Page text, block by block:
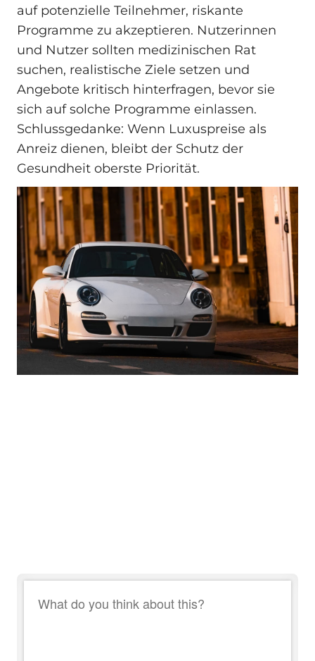
auf potenzielle Teilnehmer, riskante
Programme zu akzeptieren. Nutzerinnen
und Nutzer sollten medizinischen Rat
suchen, realistische Ziele setzen und
Angebote kritisch hinterfragen, bevor sie
sich auf solche Programme einlassen.
Schlussgedanke: Wenn Luxuspreise als
Anreiz dienen, bleibt der Schutz der
Gesundheit oberste Priorität.